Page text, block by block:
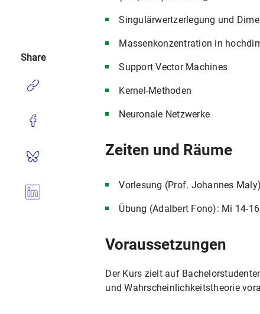
Singulärwertzerlegung und
Massenkonzentration in
Support Vector Machines
Kernel-Methoden
Neuronale Netzwerke
Zeiten und Räume
Vorlesung (Prof. Johannes
Übung (Adalbert Fono): Mi 14-
Voraussetzungen
Der Kurs zielt auf
und Wahrscheinlichkeitstheorie
Share